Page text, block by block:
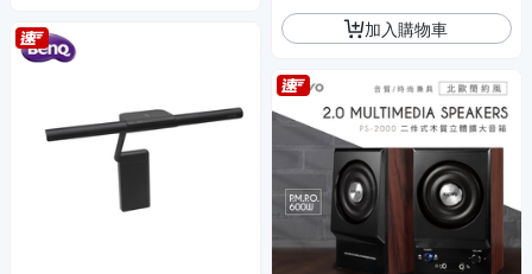
加入購物車